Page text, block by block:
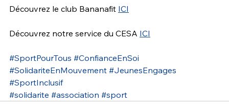
Découvrez le club Bananafit ICI
Découvrez notre service du CESA ICI
#SportPourTous #ConfianceEnSoi
#SolidariteEnMouvement #JeunesEngages
#SportInclusif
#solidarite #association #sport